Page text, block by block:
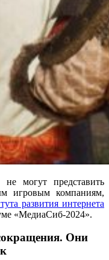
могут представить
игровым компаниям,
развития интернета
«МедиаСиб-2024».
Они